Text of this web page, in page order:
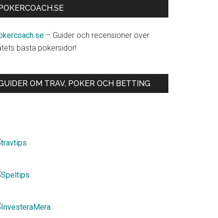
– Guider och recensioner över
bästa pokersidor!
OM TRAV, POKER OCH BETTING